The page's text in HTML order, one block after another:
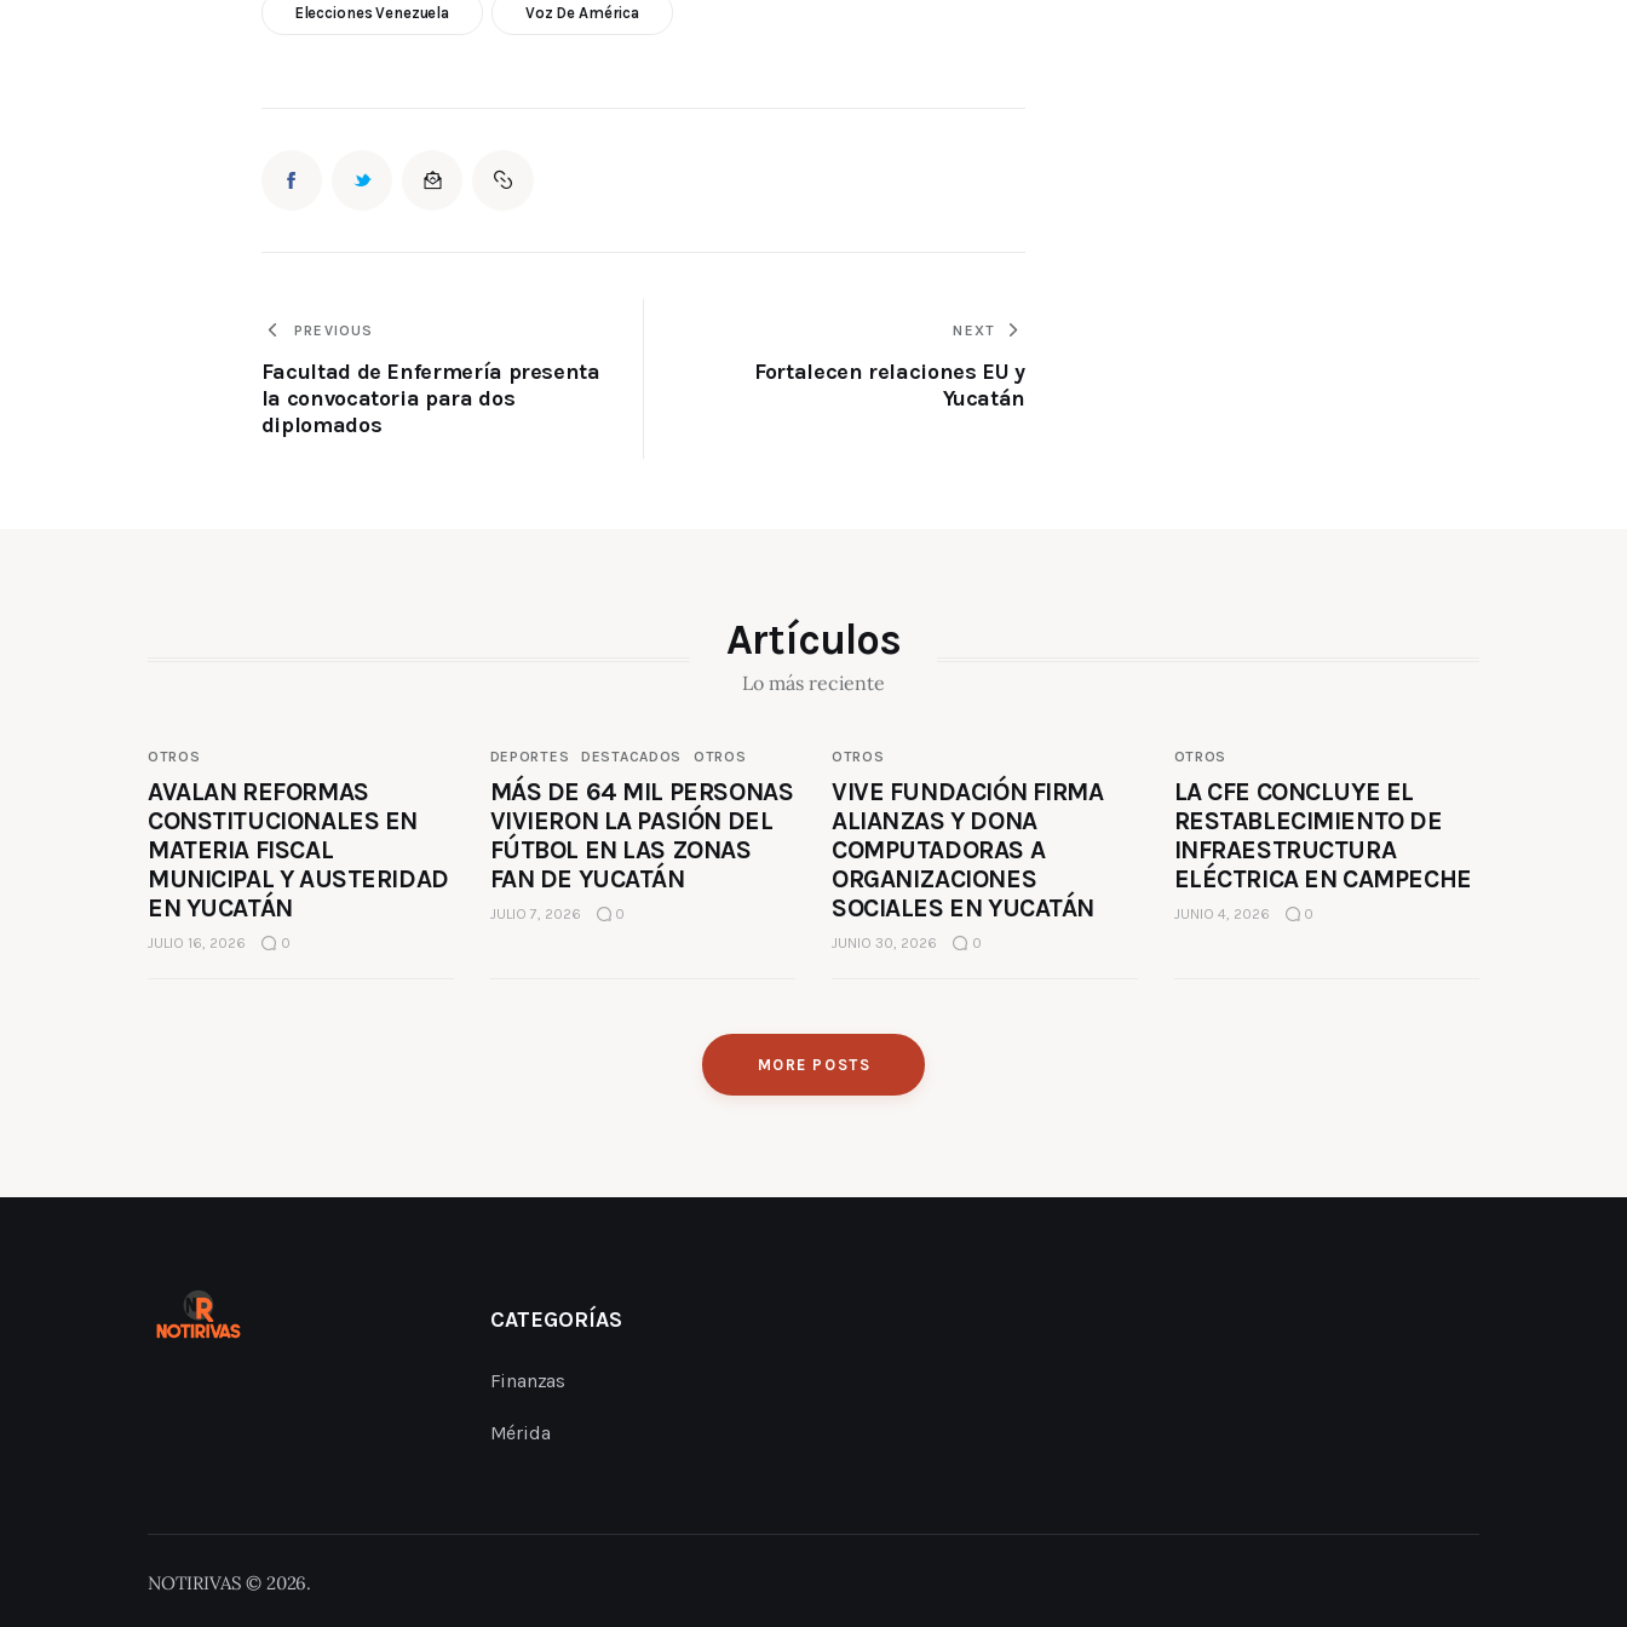
Elecciones Venezuela Voz De América
PREVIOUS
Facultad de Enfermería presenta
la convocatoria para dos
diplomados
NEXT
Fortalecen relaciones EU y
Yucatán
Artículos
Lo más reciente
OTROS
AVALAN REFORMAS
CONSTITUCIONALES EN
MATERIA FISCAL
MUNICIPAL Y AUSTERIDAD
EN YUCATÁN
JULIO 16, 2026 0
DEPORTES DESTACADOS OTROS
MÁS DE 64 MIL PERSONAS
VIVIERON LA PASIÓN DEL
FÚTBOL EN LAS ZONAS
FAN DE YUCATÁN
JULIO 7, 2026 0
OTROS
VIVE FUNDACIÓN FIRMA
ALIANZAS Y DONA
COMPUTADORAS A
ORGANIZACIONES
SOCIALES EN YUCATÁN
JUNIO 30, 2026 0
OTROS
LA CFE CONCLUYE EL
RESTABLECIMIENTO DE
INFRAESTRUCTURA
ELÉCTRICA EN CAMPECHE
JUNIO 4, 2026 0
MORE POSTS
CATEGORÍAS
Finanzas
Mérida
NOTIRIVAS © 2026.